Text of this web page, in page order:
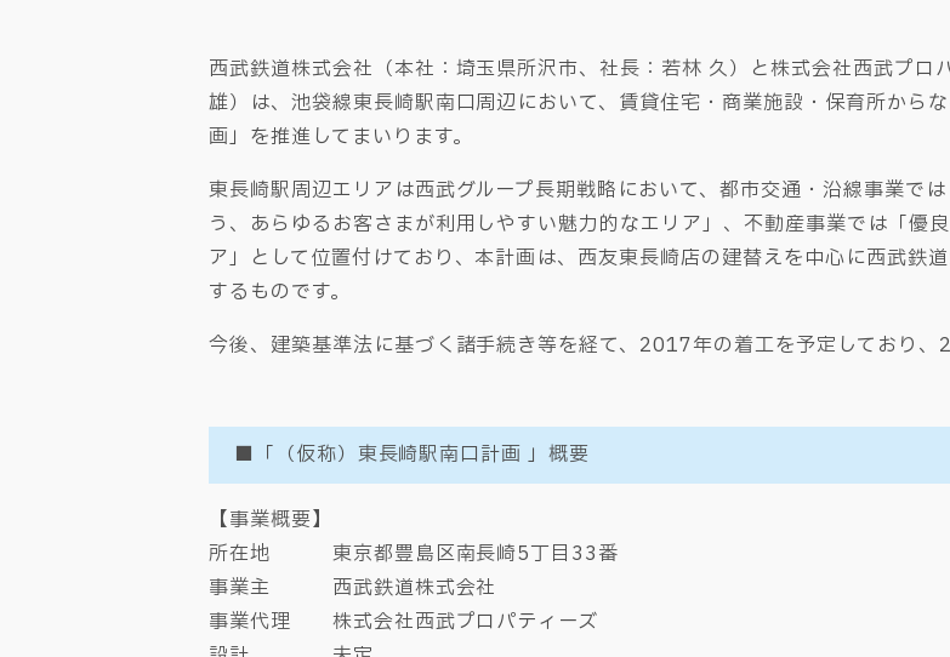
西武鉄道株式会社（本社：埼玉県所沢市、社長：若林 久）と株式会社西武プロ
雄）は、池袋線東長崎駅南口周辺において、賃貸住宅・商業施設・保育所から
画」を推進してまいります。
東長崎駅周辺エリアは西武グループ長期戦略において、都市交通・沿線事業で
う、あらゆるお客さまが利用しやすい魅力的なエリア」、不動産事業では「優
ア」として位置付けており、本計画は、西友東長崎店の建替えを中心に西武鉄
するものです。
今後、建築基準法に基づく諸手続き等を経て、2017年の着工を予定しており、
■「（仮称）東長崎駅南口計画 」概要
【事業概要】
所在地 東京都豊島区南長崎5丁目33番
事業主 西武鉄道株式会社
事業代理 株式会社西武プロパティーズ